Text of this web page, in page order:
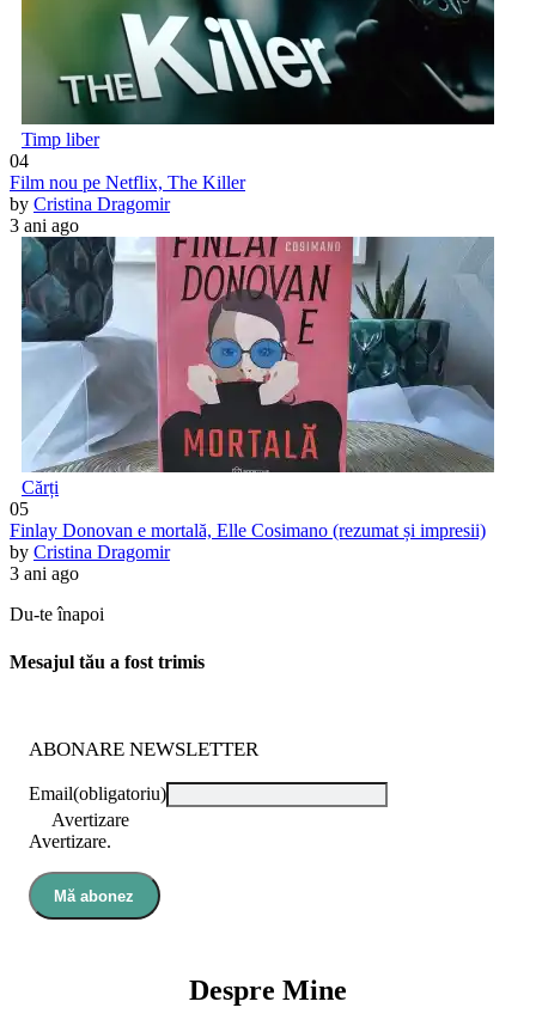
Timp liber
04
Film nou pe Netflix, The Killer
by Cristina Dragomir
3 ani ago
Cărți
05
Finlay Donovan e mortală, Elle Cosimano (rezumat și impresii)
by Cristina Dragomir
3 ani ago
Du-te înapoi
Mesajul tău a fost trimis
ABONARE NEWSLETTER
Email(obligatoriu)
Avertizare
Avertizare.
Mă abonez
Despre Mine